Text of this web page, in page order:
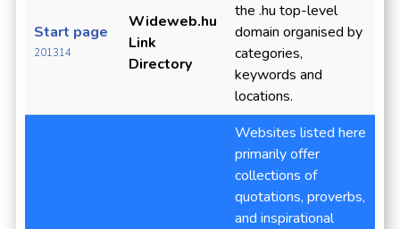
Start page
201314
Wideweb.hu
Link
Directory
the .hu top-level
domain organised by
categories,
keywords and
locations.
Websites listed here
primarily offer
collections of
quotations, proverbs,
and inspirational